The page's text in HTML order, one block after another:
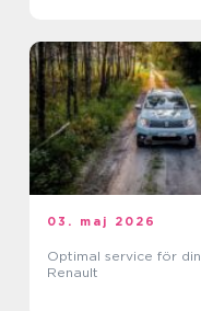
03. maj 2026
Optimal service för din
Renault